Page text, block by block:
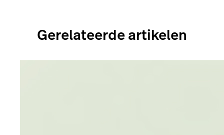
Gerelateerde artikelen